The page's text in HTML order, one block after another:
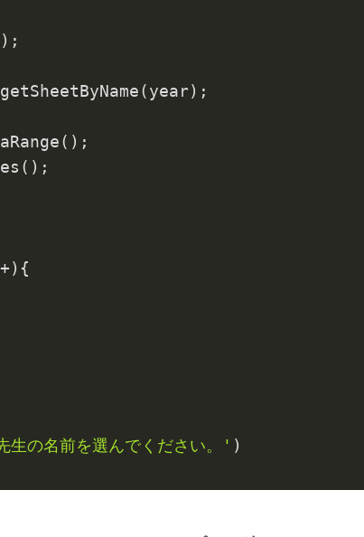
生の名前を選んでください。' )